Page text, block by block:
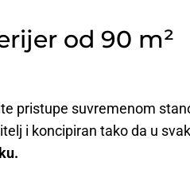
od 90 m²
pristupe suvremenom
i koncipiran tako da u